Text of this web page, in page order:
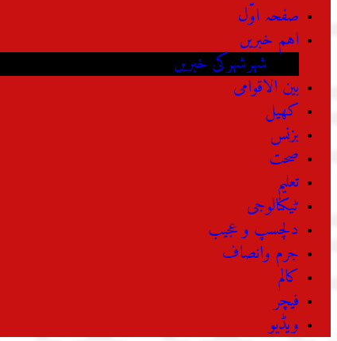
صفحہ اوّل
اہم خبریں
شہرشہرکی خبریں
بین الاقوامی
کھیل
بزنس
صحت
تعلیم
ٹیکنالوجی
دلچسپ و عجیب
جرم وانصاف
کالم
فیچر
ویڈیو